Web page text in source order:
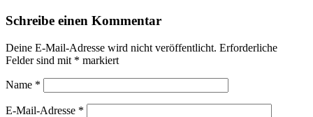
Schreibe einen Kommentar
Deine E-Mail-Adresse wird nicht veröffentlicht. Erforderliche
Felder sind mit * markiert
Name *
E-Mail-Adresse *